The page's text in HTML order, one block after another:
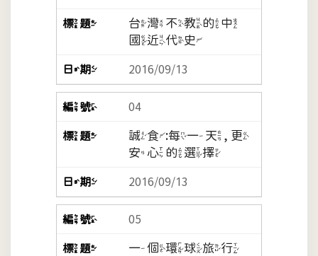
台灣不教的中
國近代史
2016/09/13
04
誠食:每一天, 更
安心的選擇
2016/09/13
05
一個環球旅行